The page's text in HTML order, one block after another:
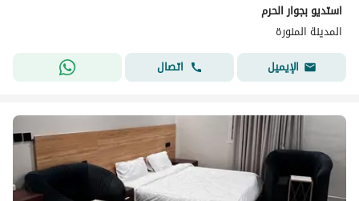
استديو بجوار الحرم
المدينة المنورة
الإيميل
اتصال